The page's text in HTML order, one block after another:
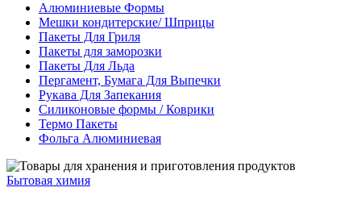
Алюминиевые Формы
Мешки кондитерские/ Шприцы
Пакеты Для Гриля
Пакеты для заморозки
Пакеты Для Льда
Пергамент, Бумага Для Выпечки
Рукава Для Запекания
Силиконовые формы / Коврики
Термо Пакеты
Фольга Алюминиевая
Бытовая химия